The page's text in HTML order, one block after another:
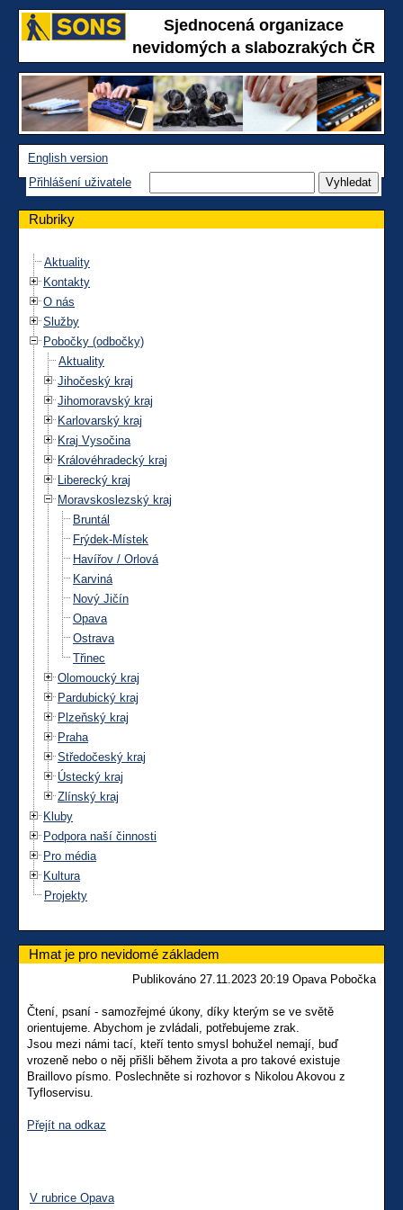
Sjednocená organizace
nevidomých a slabozrakých ČR
English version
Přihlášení uživatele
Rubriky
Aktuality
Kontakty
O nás
Služby
Pobočky (odbočky)
Aktuality
Jihočeský kraj
Jihomoravský kraj
Karlovarský kraj
Kraj Vysočina
Královéhradecký kraj
Liberecký kraj
Moravskoslezský kraj
Bruntál
Frýdek-Místek
Havířov / Orlová
Karviná
Nový Jičín
Opava
Ostrava
Třinec
Olomoucký kraj
Pardubický kraj
Plzeňský kraj
Praha
Středočeský kraj
Ústecký kraj
Zlínský kraj
Kluby
Podpora naší činnosti
Pro média
Kultura
Projekty
Hmat je pro nevidomé základem
Publikováno 27.11.2023 20:19 Opava Pobočka
Čtení, psaní - samozřejmé úkony, díky kterým se ve světě
orientujeme. Abychom je zvládali, potřebujeme zrak.
Jsou mezi námi tací, kteří tento smysl bohužel nemají, buď
vrozeně nebo o něj přišli během života a pro takové existuje
Braillovo písmo. Poslechněte si rozhovor s Nikolou Akovou z
Tyfloservisu.
Přejít na odkaz
V rubrice Opava